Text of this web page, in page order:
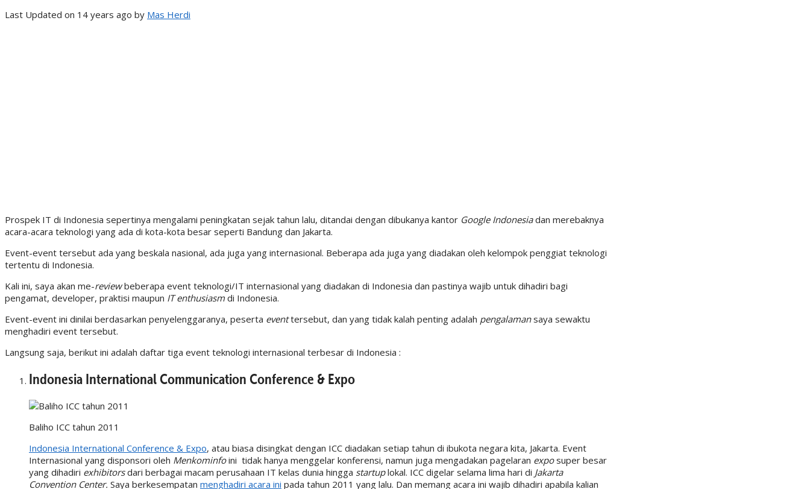
Last Updated on 14 years ago by Mas Herdi
Prospek IT di Indonesia sepertinya mengalami peningkatan sejak tahun lalu, ditandai dengan dibukanya kantor Google Indonesiadan merebaknya
acara-acara teknologi yang ada di kota-kota besar seperti Bandung dan Jakarta.
Event-event tersebut ada yang beskala nasional, ada juga yang internasional. Beberapa ada juga yang diadakan oleh kelompok penggiat teknologi
tertentu di Indonesia.
Kali ini, saya akan me-reviewbeberapa event teknologi/IT internasional yang diadakan di Indonesia dan pastinya wajib untuk dihadiri bagi
pengamat, developer, praktisi maupun IT enthusiasm di Indonesia.
Event-event ini dinilai berdasarkan penyelenggaranya, peserta eventtersebut, dan yang tidak kalah penting adalah pengalamansaya sewaktu
menghadiri event tersebut.
Langsung saja, berikut ini adalah daftar tiga event teknologi internasional terbesar di Indonesia :
Indonesia International Communication Conference & Expo
Baliho ICC tahun 2011
Indonesia International Conference & Expo, atau biasa disingkat dengan ICC diadakan setiap tahun di ibukota negara kita, Jakarta. Event
Internasional yang disponsori oleh Menkominfoini tidak hanya menggelar konferensi, namun juga mengadakan pagelaran exposuper besar
yang dihadiri exhibitorsdari berbagai macam perusahaan IT kelas dunia hingga startuplokal. ICC digelar selama lima hari di Jakarta
Convention Center. Saya berkesempatan menghadiri acara ini pada tahun 2011 yang lalu. Dan memang acara ini wajib dihadiri apabila kalian